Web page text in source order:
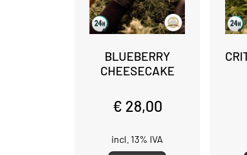
BLUEBERRY
CHEESECAKE
€ 28,00
incl. 13% IVA